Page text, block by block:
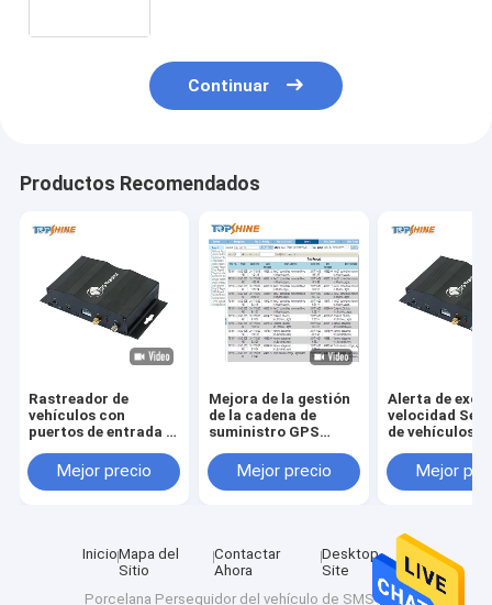
Continuar
Productos Recomendados
Rastreador de
vehículos con
puertos de entrada y
conectividad
2G/3G/4G, alarma de
Mejor precio
Mejora de la gestión
de la cadena de
suministro GPS
conductor opcional
Identificar y
Mejor precio
Alerta de
velocidad
de vehículos
e ID de
opcional
Mejor
InicioMapa del
Sitio
Contactar
Ahora
Desktop
Site
Porcelana Perseguidor del vehículo de SMS GPS